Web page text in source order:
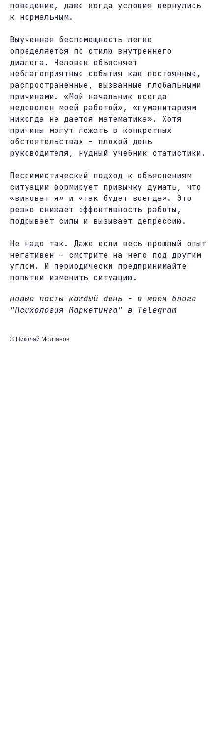
поведение, даже когда условия вернулись
к нормальным.
Выученная беспомощность легко
определяется по стилю внутреннего
диалога. Человек объясняет
неблагоприятные события как постоянные,
распространенные, вызванные глобальными
причинами. «Мой начальник всегда
недоволен моей работой», «гуманитариям
никогда не дается математика». Хотя
причины могут лежать в конкретных
обстоятельствах – плохой день
руководителя, нудный учебник статистики.
Пессимистический подход к объяснениям
ситуации формирует привычку думать, что
«виноват я» и «так будет всегда». Это
резко снижает эффективность работы,
подрывает силы и вызывает депрессию.
Не надо так. Даже если весь прошлый опыт
негативен – смотрите на него под другим
углом. И периодически предпринимайте
попытки изменить ситуацию.
новые посты каждый день - в моем блоге
"Психология Маркетинга" в Telegram
© Николай Молчанов